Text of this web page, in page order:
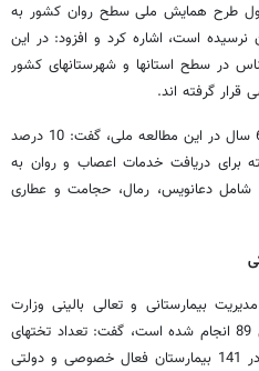
طرح همایش ملی سطح روان کشور به
نرسیده است، اشاره کرد و افزود: در این
در سطح استانها و شهرستانهای کشور
وی با اشاره به بررسی جمعیت 15 تا 64 سال در این مطالعه ملی، گفت: 10 درصد
دریافت خدمات اعصاب و روان به
شامل دعانویس، رمال، حجامت و عطاری
بیمارستانی و تعالی بالینی وزارت
بهداشت با اشاره به بررسی که در سال 89 انجام شده است، گفت: تعداد تختهای
فعال روانپزشکی 7 هزار و 567 تخت در 141 بیمارستان فعال خصوصی و دولتی